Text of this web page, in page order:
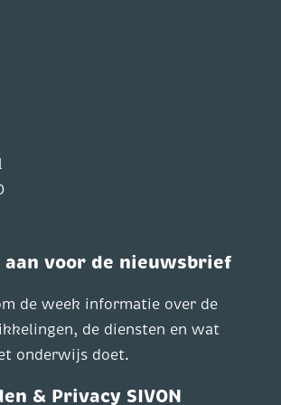
aan voor de nieuwsbrief
de week informatie over de
de diensten en wat
onderwijs doet.
& Privacy SIVON